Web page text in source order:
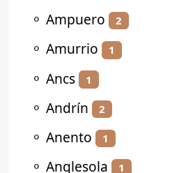
⚬ Ampuero 2
⚬ Amurrio 1
⚬ Ancs 1
⚬ Andrín 2
⚬ Anento 1
⚬ Anglesola 1